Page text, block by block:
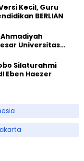
Kecil, Guru
BERLIAN
Universitas
Silaturahmi
Eben Haezer